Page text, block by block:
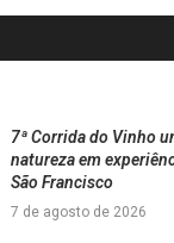
7ª Corrida do Vinho
natureza em
São Francisco
7 de agosto de 2026